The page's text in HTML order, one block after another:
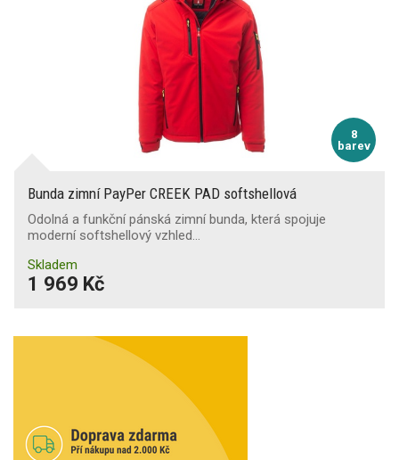
8
barev
Bunda zimní PayPer CREEK PAD softshellová
Odolná a funkční pánská zimní bunda, která spojuje
moderní softshellový vzhled…
Skladem
1 969 Kč